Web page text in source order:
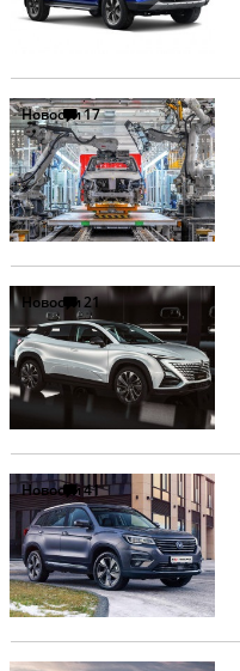
Новости17
Новости21
Новости41